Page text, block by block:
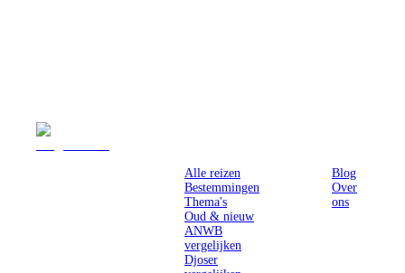
Alle reizen
Bestemmingen
Thema's
Oud & nieuw
ANWB
vergelijken
Djoser
Blog
Over
ons